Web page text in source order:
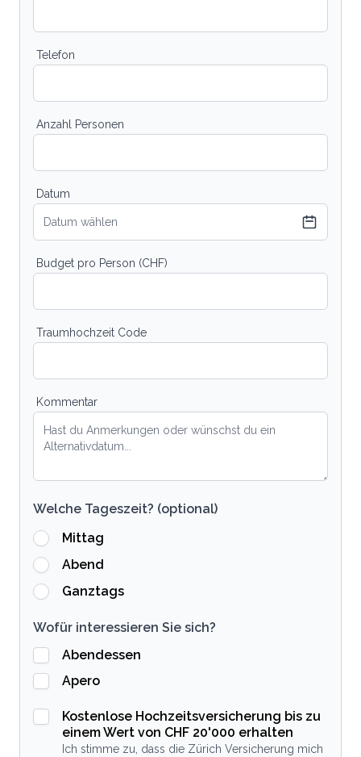
Telefon
Anzahl Personen
Datum
Datum wählen
Budget pro Person (CHF)
Traumhochzeit Code
Kommentar
Welche Tageszeit? (optional)
Mittag
Abend
Ganztags
Wofür interessieren Sie sich?
Abendessen
Apero
Kostenlose Hochzeitsversicherung bis zu
einem Wert von CHF 20'000 erhalten
Ich stimme zu, dass die Zürich Versicherung mich